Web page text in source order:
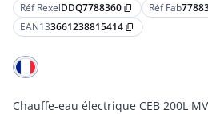
Réf RexelDDQ7788360 content_copy Réf Fab
EAN133661238815414 content_copy
Chauffe-eau électrique CEB 200L